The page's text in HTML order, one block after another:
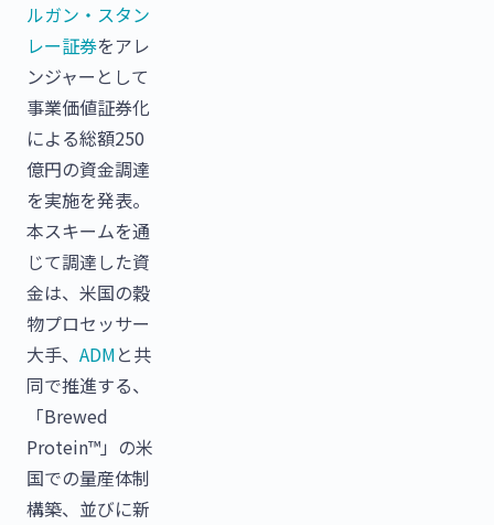
ルガン・スタン
レー証券をアレ
ンジャーとして
事業価値証券化
による総額250
億円の資金調達
を実施を発表。
本スキームを通
じて調達した資
金は、米国の穀
物プロセッサー
大手、 ADMと共
同で推進する、
「Brewed
Protein™」の米
国での量産体制
構築、並びに新